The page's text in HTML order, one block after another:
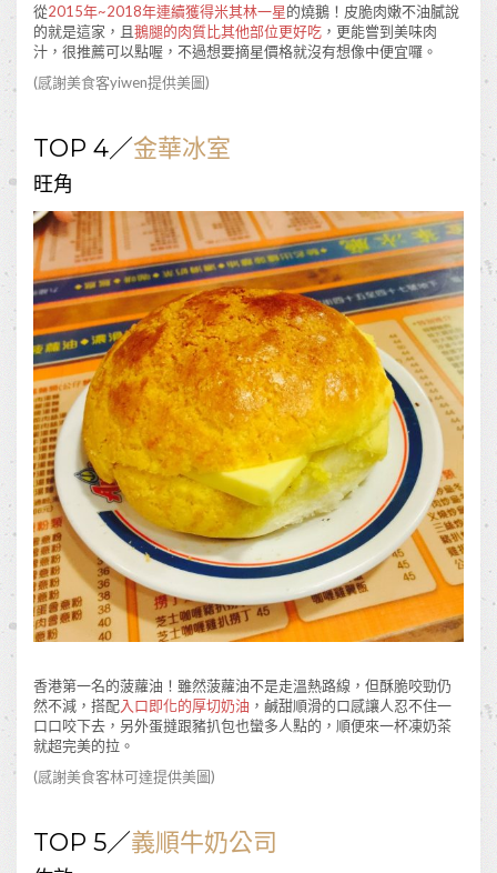
從2015年~2018年連續獲得米其林一星的燒鵝！皮脆肉嫩不油膩說
的就是這家，且鵝腿的肉質比其他部位更好吃 ，更能嘗到美味肉
汁，很推薦可以點喔，不過想要摘星價格就沒有想像中便宜囉。
(感謝美食客yiwen提供美圖)
TOP 4／金華冰室
旺角
香港第一名的菠蘿油！雖然菠蘿油不是走溫熱路線，但酥脆咬勁仍
然不減，搭配 入口即化的厚切奶油 ，鹹甜順滑的口感讓人忍不住一
口口咬下去，另外蛋撻跟豬扒包也蠻多人點的，順便來一杯凍奶茶
就超完美的拉。
(感謝美食客林可達提供美圖)
TOP 5／義順牛奶公司